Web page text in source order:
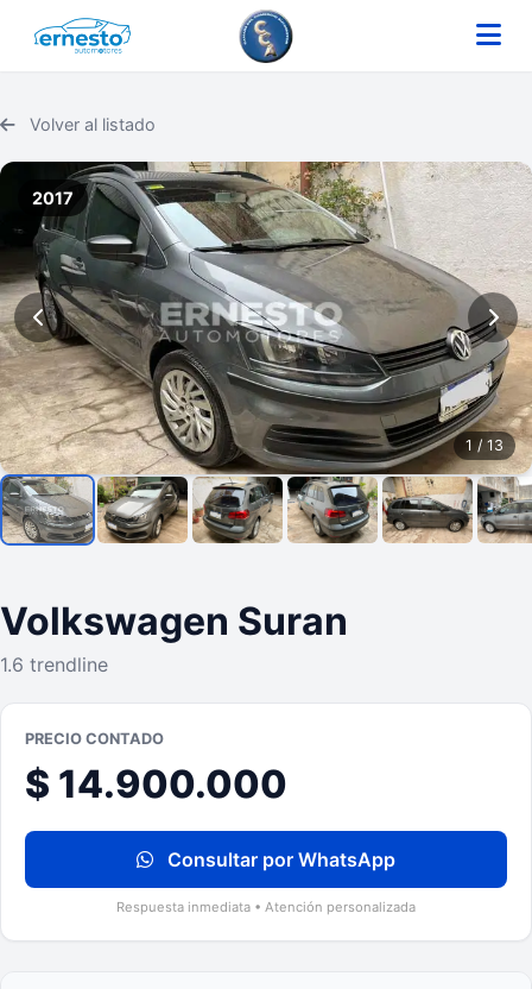
Volver al listado
1 / 13
2017
Volkswagen Suran
1.6 trendline
PRECIO CONTADO
$ 14.900.000
Consultar por WhatsApp
Respuesta inmediata • Atención personalizada